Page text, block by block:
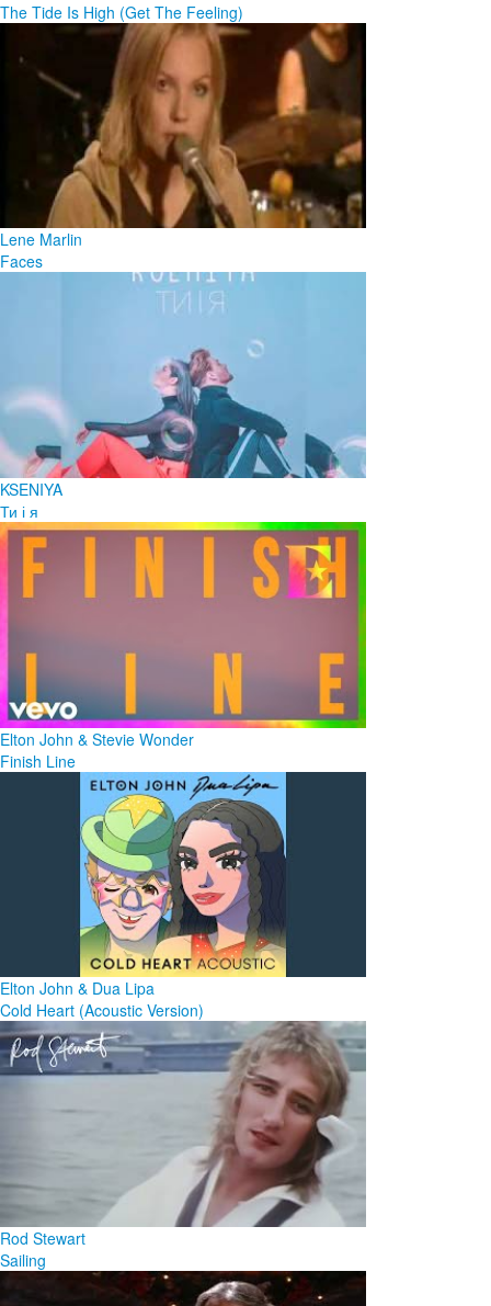
The Tide Is High (Get The Feeling)
Lene Marlin
Faces
KSENIYA
Ти і я
Elton John & Stevie Wonder
Finish Line
Elton John & Dua Lipa
Cold Heart (Acoustic Version)
Rod Stewart
Sailing